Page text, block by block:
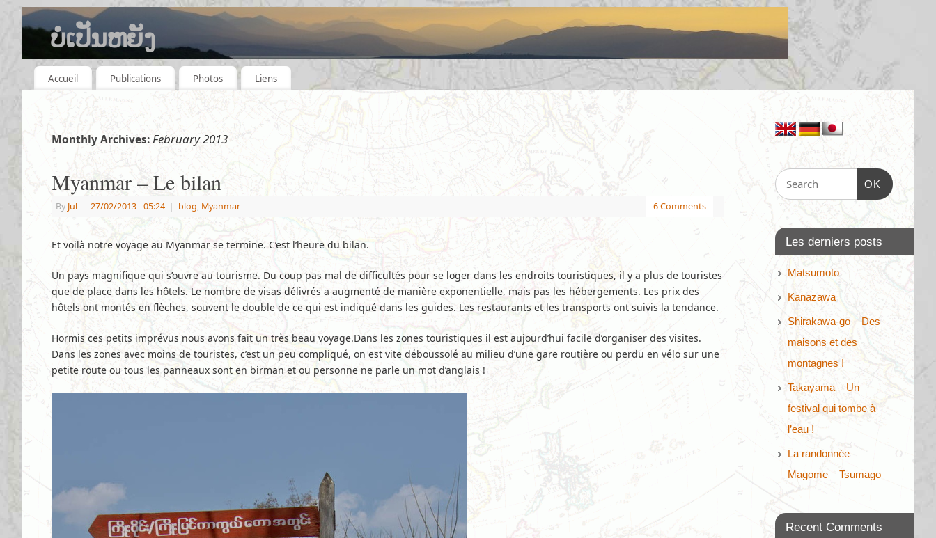
ບໍ່ເປັນຫຍັງ
QUELQUES ANNÉES, QUELQUES VOYAGES.
Accueil Publications Photos Liens
Monthly Archives:February 2013
Myanmar – Le bilan
By Jul | 27/02/2013- 05:24 | blog, Myanmar 6 Comments
Et voilà notre voyage au Myanmar se termine. C’est l’heure du bilan.
Un pays magnifique qui s’ouvre au tourisme. Du coup pas mal de difficultés pour se loger dans les endroits touristiques, il y a plus de touristes
que de place dans les hôtels. Le nombre de visas délivrés a augmenté de manière exponentielle, mais pas les hébergements. Les prix des
hôtels ont montés en flèches, souvent le double de ce qui est indiqué dans les guides. Les restaurants et les transports ont suivis la tendance.
Hormis ces petits imprévus nous avons fait un très beau voyage.Dans les zones touristiques il est aujourd’hui facile d’organiser des visites.
Dans les zones avec moins de touristes, c’est un peu compliqué, on est vite déboussolé au milieu d’une gare routière ou perdu en vélo sur une
petite route ou tous les panneaux sont en birman et ou personne ne parle un mot d’anglais !
OK
Les derniers posts
Matsumoto
Kanazawa
Shirakawa-go – Des
maisons et des
montagnes !
Takayama – Un
festival qui tombe à
l’eau !
La randonnée
Magome – Tsumago
Recent Comments